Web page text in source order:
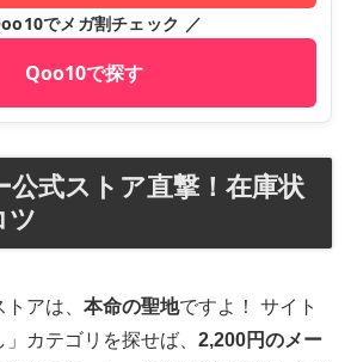
でメガ割チェック ／
Qoo10で探す
公式ストア直撃！在庫状
ツ
アは、 本命の聖地ですよ！ サイト
カテゴリを探せば、 2,200円のメー